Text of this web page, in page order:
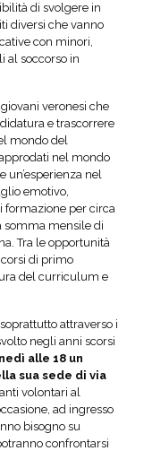
di svolgere in
diversi che vanno
con minori,
al soccorso in
veronesi che
e trascorrere
mondo del
nel mondo
un’esperienza nel
emotivo,
formazione per circa
somma mensile di
Tra le opportunità
di primo
del curriculum e
attraverso i
negli anni scorsi
alle 18 un
sua sede di via
volontari al
ad ingresso
bisogno su
confrontarsi